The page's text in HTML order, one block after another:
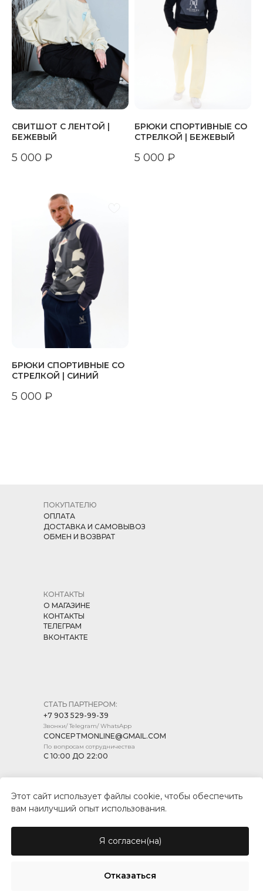
СВИТШОТ С ЛЕНТОЙ |
БЕЖЕВЫЙ
5 000 ₽
БРЮКИ СПОРТИВНЫЕ СО
СТРЕЛКОЙ | БЕЖЕВЫЙ
5 000 ₽
БРЮКИ СПОРТИВНЫЕ СО
СТРЕЛКОЙ | СИНИЙ
5 000 ₽
© CONCEPT MARKET, 2026
СТАТЬ ПАРТНЕРОМ:
+7 903 529-99-39
Звонки/ Telegram/ WhatsApp
CONCEPTMONLINE@GMAIL.COM
По вопросам сотрудничества
С 10:00 ДО 22:00
КОНТАКТЫ
О МАГАЗИНЕ
КОНТАКТЫ
ТЕЛЕГРАМ
ВКОНТАКТЕ
ПОКУПАТЕЛЮ
ОПЛАТА
ДОСТАВКА И САМОВЫВОЗ
ОБМЕН И ВОЗВРАТ
ПУБЛИЧНАЯ ОФЕРТА
Этот сайт использует файлы cookie, чтобы обеспечить
вам наилучший опыт использования.
Я согласен(на)
Отказаться